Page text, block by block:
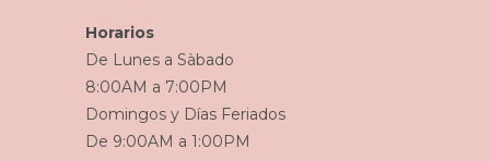
Horarios
De Lunes a Sàbado
8:00AM a 7:00PM
Domingos y Días Feriados
De 9:00AM a 1:00PM